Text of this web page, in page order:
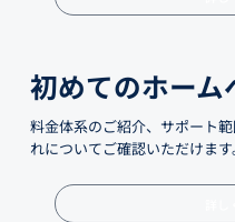
初めてのホーム
料金体系のご紹介、サポート
れについてご確認いただけます